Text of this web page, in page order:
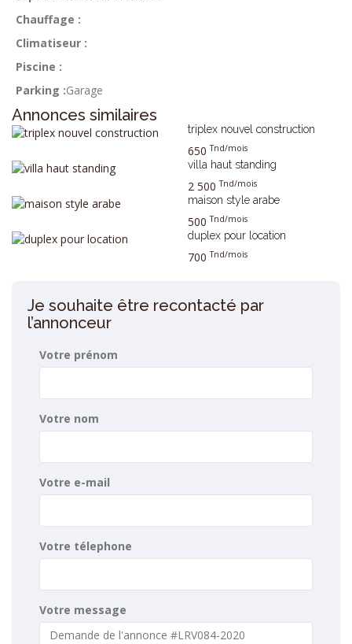
Chauffage :
Climatiseur :
Piscine :
Parking :Garage
Annonces similaires
triplex nouvel construction
650 Tnd/mois
villa haut standing
2 500 Tnd/mois
maison style arabe
500 Tnd/mois
duplex pour location
700 Tnd/mois
Je souhaite être recontacté par
l’annonceur
Votre prénom
Votre nom
Votre e-mail
Votre télephone
Votre message